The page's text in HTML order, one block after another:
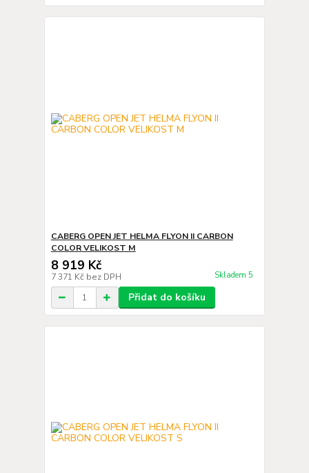
CABERG OPEN JET HELMA FLYON II CARBON
COLOR VELIKOST M
8 919 Kč
7 371 Kč bez DPH Skladem 5
Přidat do košíku